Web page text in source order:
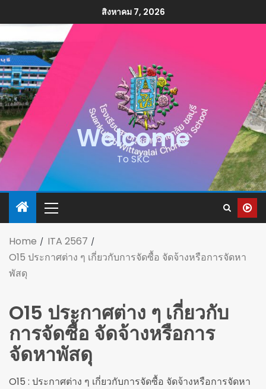
สิงหาคม 7, 2026
Welcome
To SKC
Home
ITA 2567
O15 ประกาศต่าง ๆ เกี่ยวกับการจัดซื้อ จัดจ้างหรือการจัดหา
พัสดุ
O15 ประกาศต่าง ๆ เกี่ยวกับ
การจัดซื้อ จัดจ้างหรือการ
จัดหาพัสดุ
O15 : ประกาศต่าง ๆ เกี่ยวกับการจัดซื้อ จัดจ้างหรือการจัดหา